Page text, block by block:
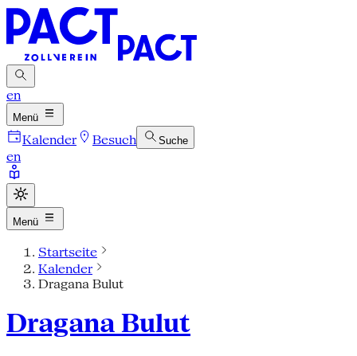
en
Menü
Kalender Besuch Suche
en
Menü
Startseite
Kalender
Dragana Bulut
Dragana Bulut